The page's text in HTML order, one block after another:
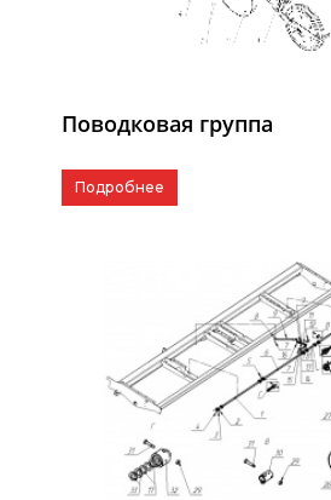
Поводковая группа
Подробнее